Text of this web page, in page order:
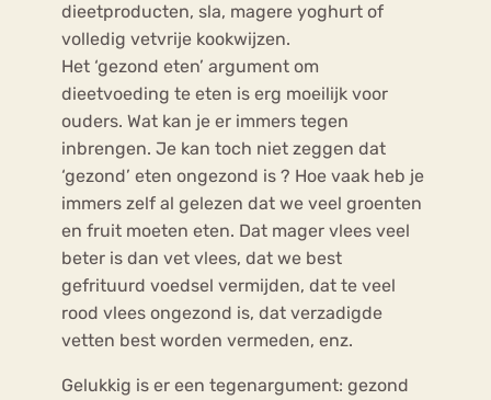
dieetproducten, sla, magere yoghurt of
volledig vetvrije kookwijzen.
Het ‘gezond eten’ argument om
dieetvoeding te eten is erg moeilijk voor
ouders. Wat kan je er immers tegen
inbrengen. Je kan toch niet zeggen dat
‘gezond’ eten ongezond is ? Hoe vaak heb je
immers zelf al gelezen dat we veel groenten
en fruit moeten eten. Dat mager vlees veel
beter is dan vet vlees, dat we best
gefrituurd voedsel vermijden, dat te veel
rood vlees ongezond is, dat verzadigde
vetten best worden vermeden, enz.
Gelukkig is er een tegenargument: gezond